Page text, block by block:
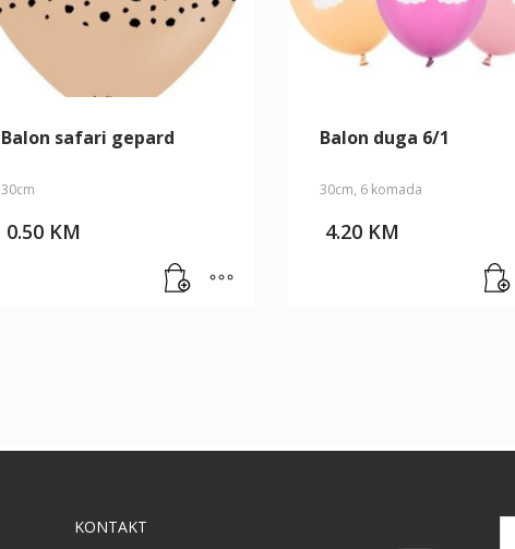
Balon safari gepard
30cm
0.50 KM
Balon duga 6/1
30cm, 6 komada
4.20 KM
KONTAKT